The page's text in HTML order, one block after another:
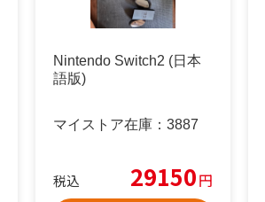
Nintendo Switch2 (日本
語版)
マイストア在庫： 3887
税込 29150円